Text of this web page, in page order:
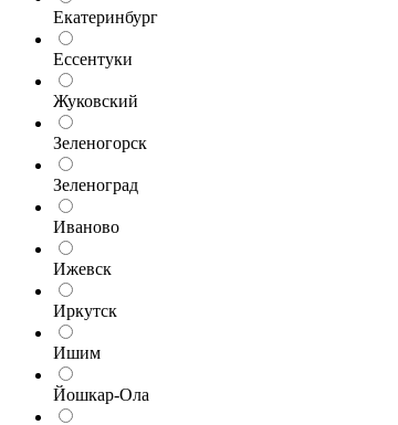
Екатеринбург
Ессентуки
Жуковский
Зеленогорск
Зеленоград
Иваново
Ижевск
Иркутск
Ишим
Йошкар-Ола